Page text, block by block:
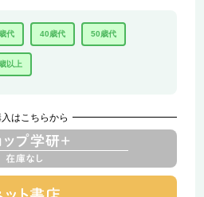
代 40歳代 50歳代
以上
はこちらから